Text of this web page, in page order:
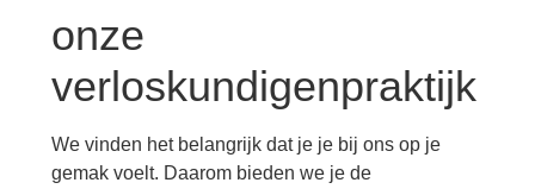
onze
verloskundigenpraktijk
We vinden het belangrijk dat je je bij ons op je
gemak voelt. Daarom bieden we je de